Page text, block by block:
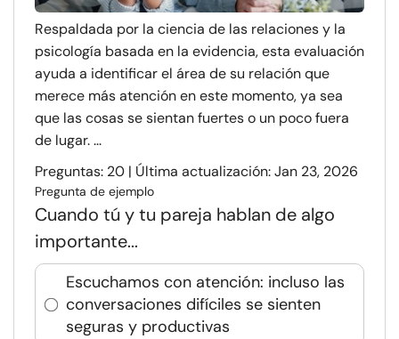
Respaldada por la ciencia de las relaciones y la
psicología basada en la evidencia, esta evaluación
ayuda a identificar el área de su relación que
merece más atención en este momento, ya sea
que las cosas se sientan fuertes o un poco fuera
de lugar. ...
Preguntas: 20 | Última actualización: Jan 23, 2026
Pregunta de ejemplo
Cuando tú y tu pareja hablan de algo
importante...
Escuchamos con atención: incluso las
conversaciones difíciles se sienten
seguras y productivas